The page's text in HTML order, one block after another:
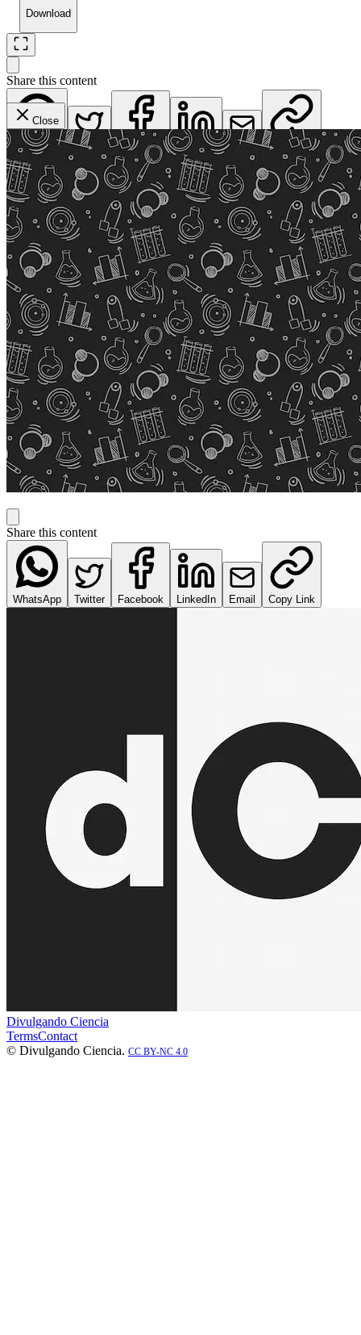
Download
Share this content
WhatsApp Twitter Facebook LinkedIn Email Copy Link
Close
Share this content
WhatsApp Twitter Facebook LinkedIn Email Copy Link
Divulgando Ciencia
TermsContact
© Divulgando Ciencia. CC BY-NC 4.0